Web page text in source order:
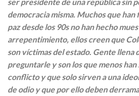
democracia misma. Muchos que
paz desde los 90s no han hecho
arrepentimiento, ellos creen que
son víctimas del estado. Gente llena
preguntarle y son los que menos
conflicto y que solo sirven a una
de odio y que por ello deben